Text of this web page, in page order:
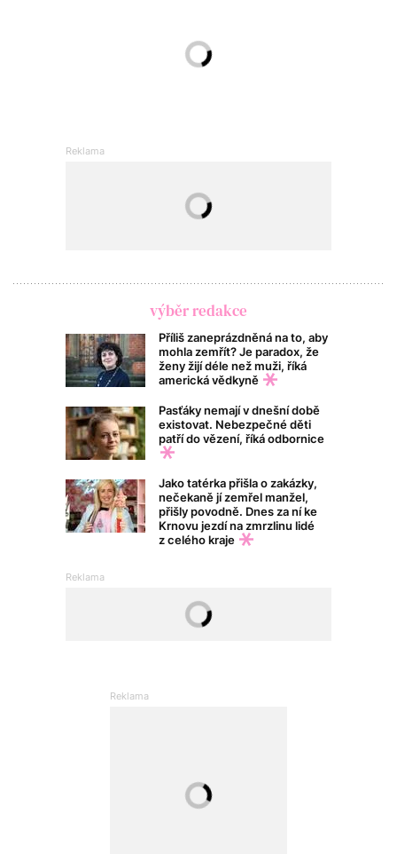
výběr redakce
Příliš zaneprázdněná na to, aby
mohla zemřít? Je paradox, že
ženy žijí déle než muži, říká
americká vědkyně
Pasťáky nemají v dnešní době
existovat. Nebezpečné děti
patří do vězení, říká odbornice
Jako tatérka přišla o zakázky,
nečekaně jí zemřel manžel,
přišly povodně. Dnes za ní ke
Krnovu jezdí na zmrzlinu lidé
z celého kraje